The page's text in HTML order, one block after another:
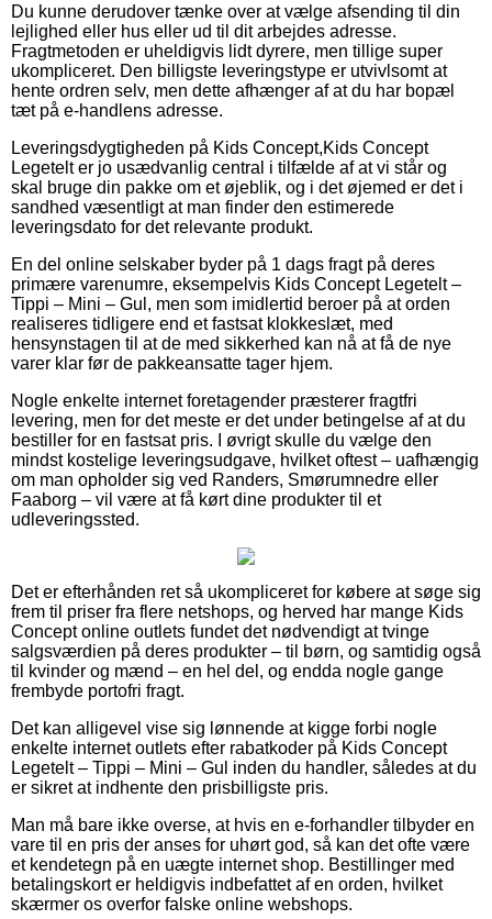
Du kunne derudover tænke over at vælge afsending til din
lejlighed eller hus eller ud til dit arbejdes adresse.
Fragtmetoden er uheldigvis lidt dyrere, men tillige super
ukompliceret. Den billigste leveringstype er utvivlsomt at
hente ordren selv, men dette afhænger af at du har bopæl
tæt på e-handlens adresse.
Leveringsdygtigheden på Kids Concept,Kids Concept
Legetelt er jo usædvanlig central i tilfælde af at vi står og
skal bruge din pakke om et øjeblik, og i det øjemed er det i
sandhed væsentligt at man finder den estimerede
leveringsdato for det relevante produkt.
En del online selskaber byder på 1 dags fragt på deres
primære varenumre, eksempelvis Kids Concept Legetelt –
Tippi – Mini – Gul, men som imidlertid beroer på at orden
realiseres tidligere end et fastsat klokkeslæt, med
hensynstagen til at de med sikkerhed kan nå at få de nye
varer klar før de pakkeansatte tager hjem.
Nogle enkelte internet foretagender præsterer fragtfri
levering, men for det meste er det under betingelse af at du
bestiller for en fastsat pris. I øvrigt skulle du vælge den
mindst kostelige leveringsudgave, hvilket oftest – uafhængig
om man opholder sig ved Randers, Smørumnedre eller
Faaborg – vil være at få kørt dine produkter til et
udleveringssted.
Det er efterhånden ret så ukompliceret for købere at søge sig
frem til priser fra flere netshops, og herved har mange Kids
Concept online outlets fundet det nødvendigt at tvinge
salgsværdien på deres produkter – til børn, og samtidig også
til kvinder og mænd – en hel del, og endda nogle gange
frembyde portofri fragt.
Det kan alligevel vise sig lønnende at kigge forbi nogle
enkelte internet outlets efter rabatkoder på Kids Concept
Legetelt – Tippi – Mini – Gul inden du handler, således at du
er sikret at indhente den prisbilligste pris.
Man må bare ikke overse, at hvis en e-forhandler tilbyder en
vare til en pris der anses for uhørt god, så kan det ofte være
et kendetegn på en uægte internet shop. Bestillinger med
betalingskort er heldigvis indbefattet af en orden, hvilket
skærmer os overfor falske online webshops.